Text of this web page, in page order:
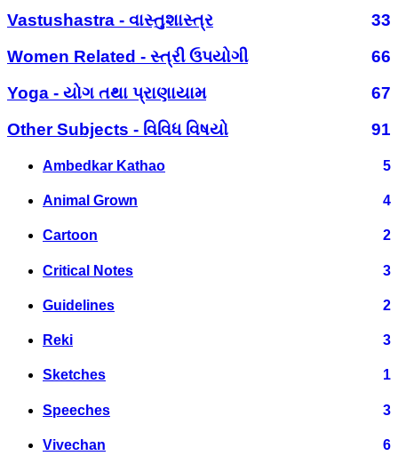
Vastushastra - વાસ્તુશાસ્ત્ર
33
Women Related - સ્ત્રી ઉપયોગી
66
Yoga - યોગ તથા પ્રાણાયામ
67
Other Subjects - વિવિધ વિષયો
91
Ambedkar Kathao 5
Animal Grown 4
Cartoon 2
Critical Notes 3
Guidelines 2
Reki 3
Sketches 1
Speeches 3
Vivechan 6